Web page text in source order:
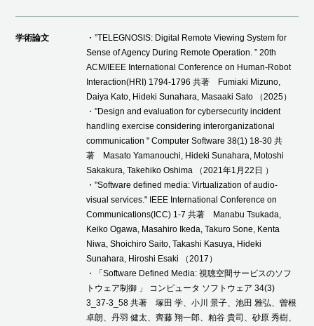
学術論文
・”TELEGNOSIS: Digital Remote Viewing System for
Sense of Agency During Remote Operation. ” 20th
ACM/IEEE International Conference on Human-Robot
Interaction(HRI) 1794-1796 共著 Fumiaki Mizuno,
Daiya Kato, Hideki Sunahara, Masaaki Sato （2025）
・"Design and evaluation for cybersecurity incident
handling exercise considering interorganizational
communication " Computer Software 38(1) 18-30 共
著 Masato Yamanouchi, Hideki Sunahara, Motoshi
Sakakura, Takehiko Oshima （2021年1月22日 ）
・"Software defined media: Virtualization of audio-
visual services." IEEE International Conference on
Communications(ICC) 1-7 共著 Manabu Tsukada,
Keiko Ogawa, Masahiro Ikeda, Takuro Sone, Kenta
Niwa, Shoichiro Saito, Takashi Kasuya, Hideki
Sunahara, Hiroshi Esaki （2017）
・「Software Defined Media: 視聴空間サービスのソフ
トウェア制御 」 コンピュータ ソフトウェア 34(3)
3_37-3_58 共著 塚田 学、小川 景子、池田 雅弘、曽根
卓朗、丹羽 健太、齊藤 翔一郎、粕谷 貴司、砂原 秀樹、